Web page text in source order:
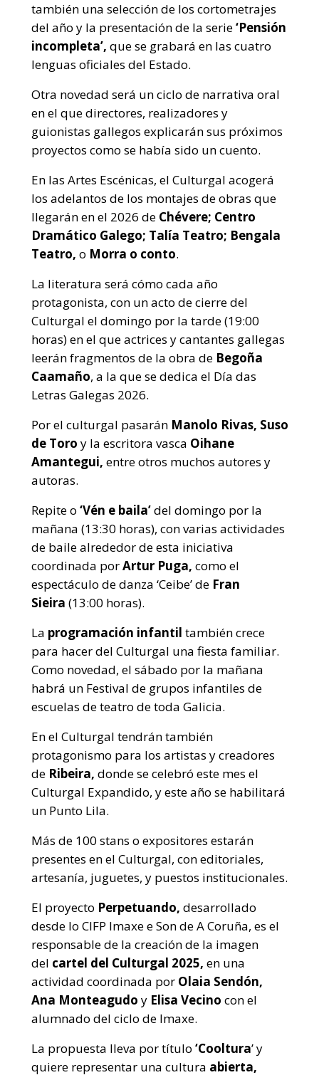
también una selección de los cortometrajes
del año y la presentación de la serie‘Pensión
incompleta’, que se grabará en las cuatro
lenguas oficiales del Estado.
Otra novedad será un ciclo de narrativa oral
en el que directores, realizadores y
guionistas gallegos explicarán sus próximos
proyectos como se había sido un cuento.
En las Artes Escénicas, el Culturgal acogerá
los adelantos de los montajes de obras que
llegarán en el 2026 de Chévere; Centro
Dramático Galego; Talía Teatro; Bengala
Teatro, o Morra o conto.
La literatura será cómo cada año
protagonista, con un acto de cierre del
Culturgal el domingo por la tarde (19:00
horas) en el que actrices y cantantes gallegas
leerán fragmentos de la obra de Begoña
Caamaño, a la que se dedica el Día das
Letras Galegas 2026.
Por el culturgal pasarán Manolo Rivas, Suso
de Toro y la escritora vasca Oihane
Amantegui, entre otros muchos autores y
autoras.
Repite o ‘Vén e baila’del domingo por la
mañana (13:30 horas), con varias actividades
de baile alrededor de esta iniciativa
coordinada porArtur Puga, como el
espectáculo de danza ‘Ceibe’ de Fran
Sieira (13:00 horas).
La programación infantil también crece
para hacer del Culturgal una fiesta familiar.
Como novedad, el sábado por la mañana
habrá un Festival de grupos infantiles de
escuelas de teatro de toda Galicia.
En el Culturgal tendrán también
protagonismo para los artistas y creadores
de Ribeira, donde se celebró este mes el
Culturgal Expandido, y este año se habilitará
un Punto Lila.
Más de 100 stans o expositores estarán
presentes en el Culturgal, con editoriales,
artesanía, juguetes, y puestos institucionales.
El proyecto Perpetuando, desarrollado
desde lo CIFP Imaxe e Son de A Coruña, es el
responsable de la creación de la imagen
del cartel del Culturgal 2025, en una
actividad coordinada por Olaia Sendón,
Ana Monteagudo y Elisa Vecino con el
alumnado del ciclo de Imaxe.
La propuesta lleva por título ‘Cooltura’ y
quiere representar una cultura abierta,